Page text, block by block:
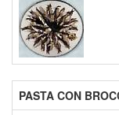
PASTA CON